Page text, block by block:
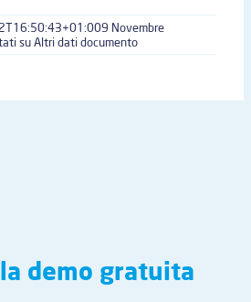
9 Novembre
su Altri dati documento
demo gratuita